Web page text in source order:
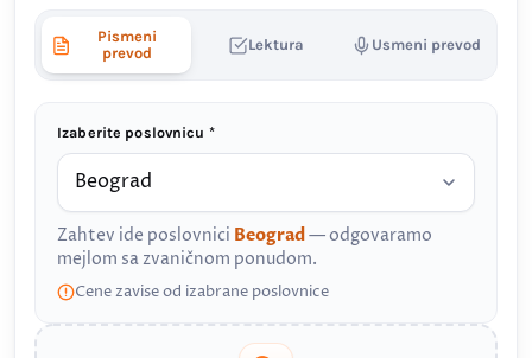
Pismeni
prevod
Lektura Usmeni prevod
Izaberite poslovnicu *
Zahtev ide poslovnici Beograd— odgovaramo
mejlom sa zvaničnom ponudom.
Cene zavise od izabrane poslovnice